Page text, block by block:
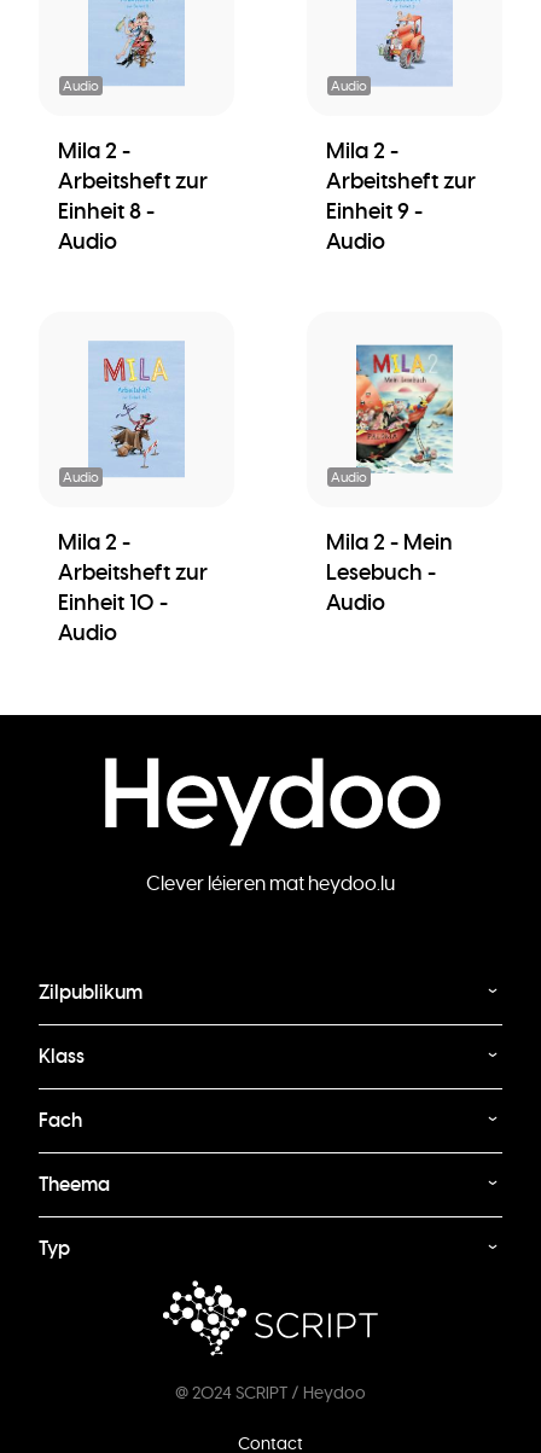
Audio
Mila 2 -
Arbeitsheft zur
Einheit 8 -
Audio
Audio
Mila 2 -
Arbeitsheft zur
Einheit 9 -
Audio
Audio
Mila 2 -
Arbeitsheft zur
Einheit 10 -
Audio
Audio
Mila 2 - Mein
Lesebuch -
Audio
Clever léieren mat heydoo.lu
Zilpublikum
Klass
Fach
Theema
Typ
@ 2024 SCRIPT / Heydoo
Contact